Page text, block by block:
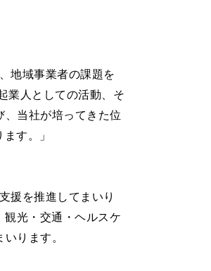
地域事業者の課題を
業人としての活動、そ
、当社が培ってきた位
す。」
援を推進してまいり
観光・交通・ヘルスケ
ります。